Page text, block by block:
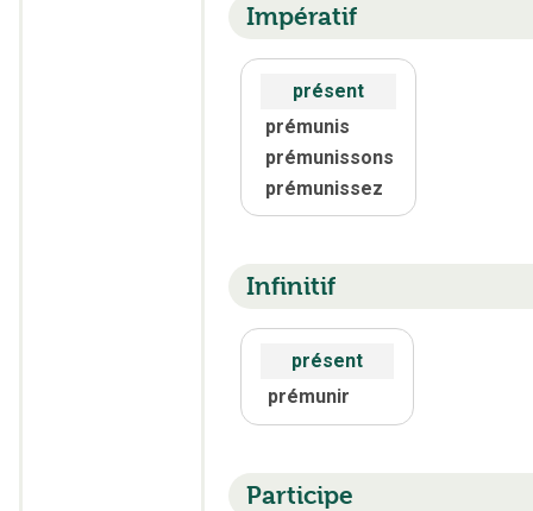
Impératif
présent
prémunis
prémunissons
prémunissez
Infinitif
présent
prémunir
Participe